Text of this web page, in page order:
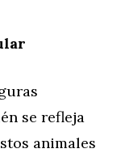
se refleja
animales